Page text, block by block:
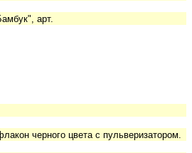
арт.
черного цвета с пульверизатором.